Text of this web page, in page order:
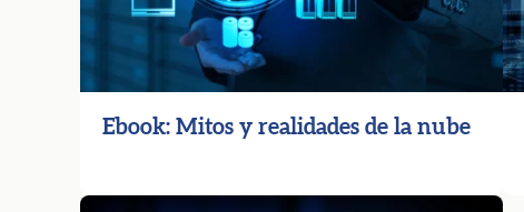
Ebook: Mitos y realidades de la nube